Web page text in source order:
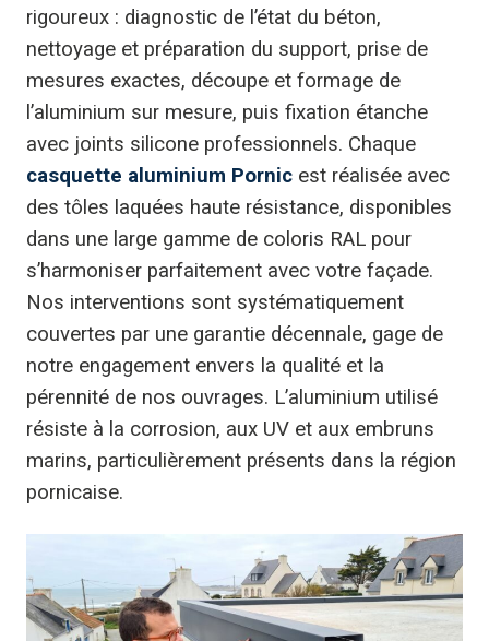
rigoureux : diagnostic de l’état du béton,
nettoyage et préparation du support, prise de
mesures exactes, découpe et formage de
l’aluminium sur mesure, puis fixation étanche
avec joints silicone professionnels. Chaque
casquette aluminium Pornic est réalisée avec
des tôles laquées haute résistance, disponibles
dans une large gamme de coloris RAL pour
s’harmoniser parfaitement avec votre façade.
Nos interventions sont systématiquement
couvertes par une garantie décennale, gage de
notre engagement envers la qualité et la
pérennité de nos ouvrages. L’aluminium utilisé
résiste à la corrosion, aux UV et aux embruns
marins, particulièrement présents dans la région
pornicaise.